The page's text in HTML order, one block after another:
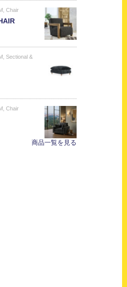
Chair
Sectional &
Chair
商品一覧を見る